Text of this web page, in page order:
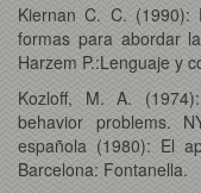
Kiernan C. C. (1990):
formas para abordar
Harzem P.:Lenguaje y
Kozloff, M. A.
behavior problems.
española (1980): El
Barcelona: Fontanella.